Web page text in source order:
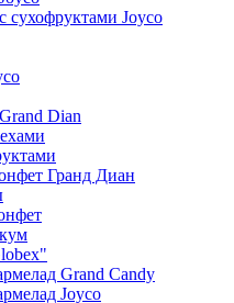
сухофруктами Joyco
Dian
Гранд Диан
Grand Candy
Joyco